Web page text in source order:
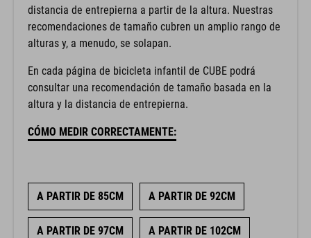
distancia de entrepierna a partir de la altura. Nuestras
recomendaciones de tamaño cubren un amplio rango de
alturas y, a menudo, se solapan.
En cada página de bicicleta infantil de CUBE podrá
consultar una recomendación de tamaño basada en la
altura y la distancia de entrepierna.
CÓMO MEDIR CORRECTAMENTE:
A PARTIR DE 85CM A PARTIR DE 92CM
A PARTIR DE 97CM A PARTIR DE 102CM